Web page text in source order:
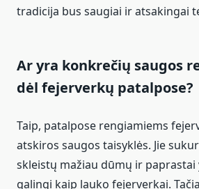
tradicija bus saugiai ir atsakingai
Ar yra konkrečių saugos
dėl fejerverkų patalpose?
Taip, patalpose rengiamiems
atskiros saugos taisyklės. Jie
skleistų mažiau dūmų ir paprastai
galingi kaip lauko fejerverkai.